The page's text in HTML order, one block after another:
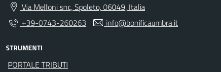
Via Melloni snc, Spoleto, 06049, Italia
+39-0743-260263
info@bonificaumbra.it
STRUMENTI
PORTALE TRIBUTI